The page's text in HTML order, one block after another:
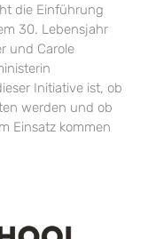
die Einführung
30. Lebensjahr
und Carole
Initiative ist, ob
werden und ob
Einsatz kommen